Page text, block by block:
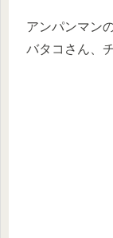
アンパンマン
バタコさん、